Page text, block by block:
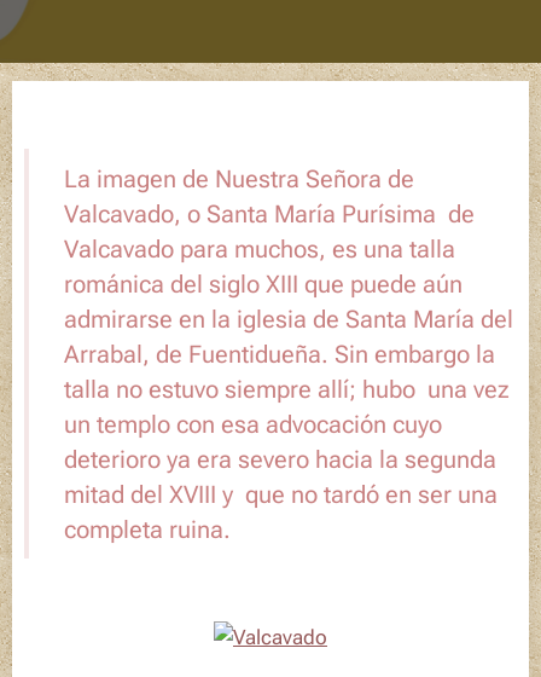
La imagen de Nuestra Señora de
Valcavado, o Santa María Purísima de
Valcavado para muchos, es una talla
románica del siglo XIII que puede aún
admirarse en la iglesia de Santa María del
Arrabal, de Fuentidueña. Sin embargo la
talla no estuvo siempre allí; hubo una vez
un templo con esa advocación cuyo
deterioro ya era severo hacia la segunda
mitad del XVIII y que no tardó en ser una
completa ruina.